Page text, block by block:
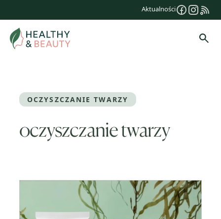
treści
Aktualności
OCZYSZCZANIE TWARZY
oczyszczanie twarzy